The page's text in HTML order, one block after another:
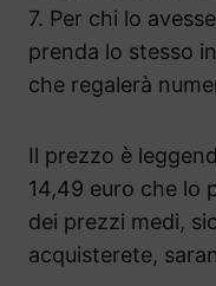
7. Per chi lo
prenda lo stesso
che regalerà
Il prezzo è
14,49 euro che lo
dei prezzi medi,
acquisterete,